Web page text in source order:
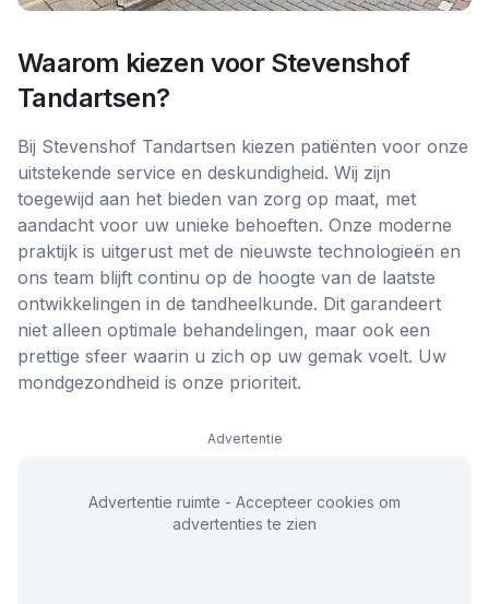
Waarom kiezen voor Stevenshof
Tandartsen?
Bij Stevenshof Tandartsen kiezen patiënten voor onze
uitstekende service en deskundigheid. Wij zijn
toegewijd aan het bieden van zorg op maat, met
aandacht voor uw unieke behoeften. Onze moderne
praktijk is uitgerust met de nieuwste technologieën en
ons team blijft continu op de hoogte van de laatste
ontwikkelingen in de tandheelkunde. Dit garandeert
niet alleen optimale behandelingen, maar ook een
prettige sfeer waarin u zich op uw gemak voelt. Uw
mondgezondheid is onze prioriteit.
Advertentie
Advertentie ruimte - Accepteer cookies om
advertenties te zien